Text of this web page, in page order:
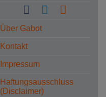
Über Gabot
Kontakt
Impressum
Haftungsausschluss
(Disclaimer)